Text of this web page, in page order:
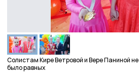
Солистам Кире Ветровой и Вере Паниной не
было равных